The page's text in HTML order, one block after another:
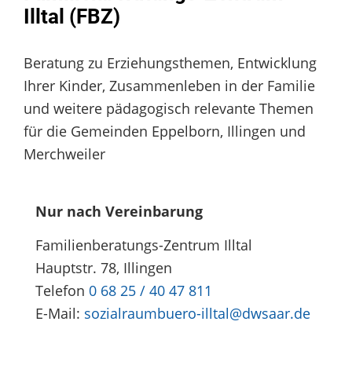
Illtal (FBZ)
Beratung zu Erziehungsthemen, Entwicklung
Ihrer Kinder, Zusammenleben in der Familie
und weitere pädagogisch relevante Themen
für die Gemeinden Eppelborn, Illingen und
Merchweiler
Nur nach Vereinbarung
Familienberatungs-Zentrum Illtal
Hauptstr. 78, Illingen
Telefon 0 68 25 / 40 47 811
E-Mail: sozialraumbuero-illtal@dwsaar.de